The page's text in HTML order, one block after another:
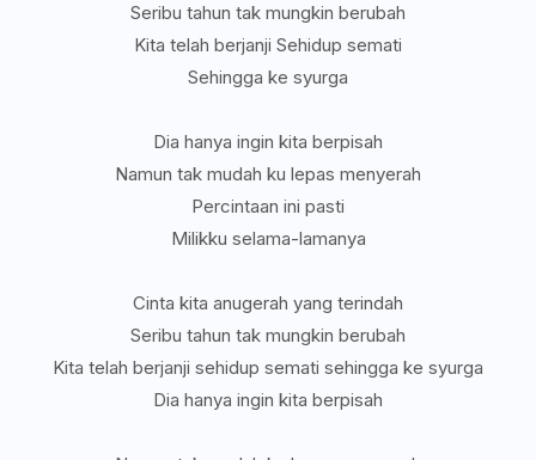
Seribu tahun tak mungkin berubah
Kita telah berjanji Sehidup semati
Sehingga ke syurga
Dia hanya ingin kita berpisah
Namun tak mudah ku lepas menyerah
Percintaan ini pasti
Milikku selama-lamanya
Cinta kita anugerah yang terindah
Seribu tahun tak mungkin berubah
Kita telah berjanji sehidup semati sehingga ke syurga
Dia hanya ingin kita berpisah